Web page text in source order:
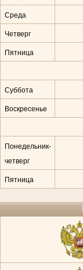
Среда
Четверг
Пятница
Суббота
Воскресенье
Понедельник-
четверг
Пятница